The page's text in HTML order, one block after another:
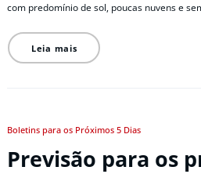
com predomínio de sol, poucas nuvens e
Leia mais
Boletins para os Próximos 5 Dias
Previsão para os